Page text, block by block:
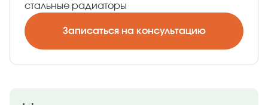
стальные радиаторы
Записаться на консультацию